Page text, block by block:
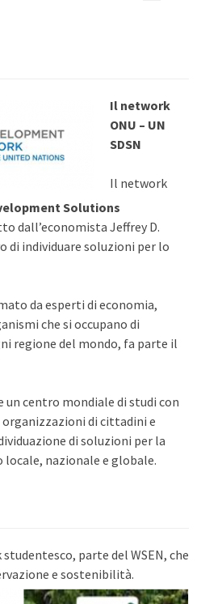
Il network
ONU – UN
SDSN
Il network
Solutions
dall’economista Jeffrey D.
di individuare soluzioni per lo
da esperti di economia,
che si occupano di
regione del mondo, fa parte il
centro mondiale di studi con
di cittadini e
di soluzioni per la
nazionale e globale.
parte del WSEN, che
e sostenibilità.